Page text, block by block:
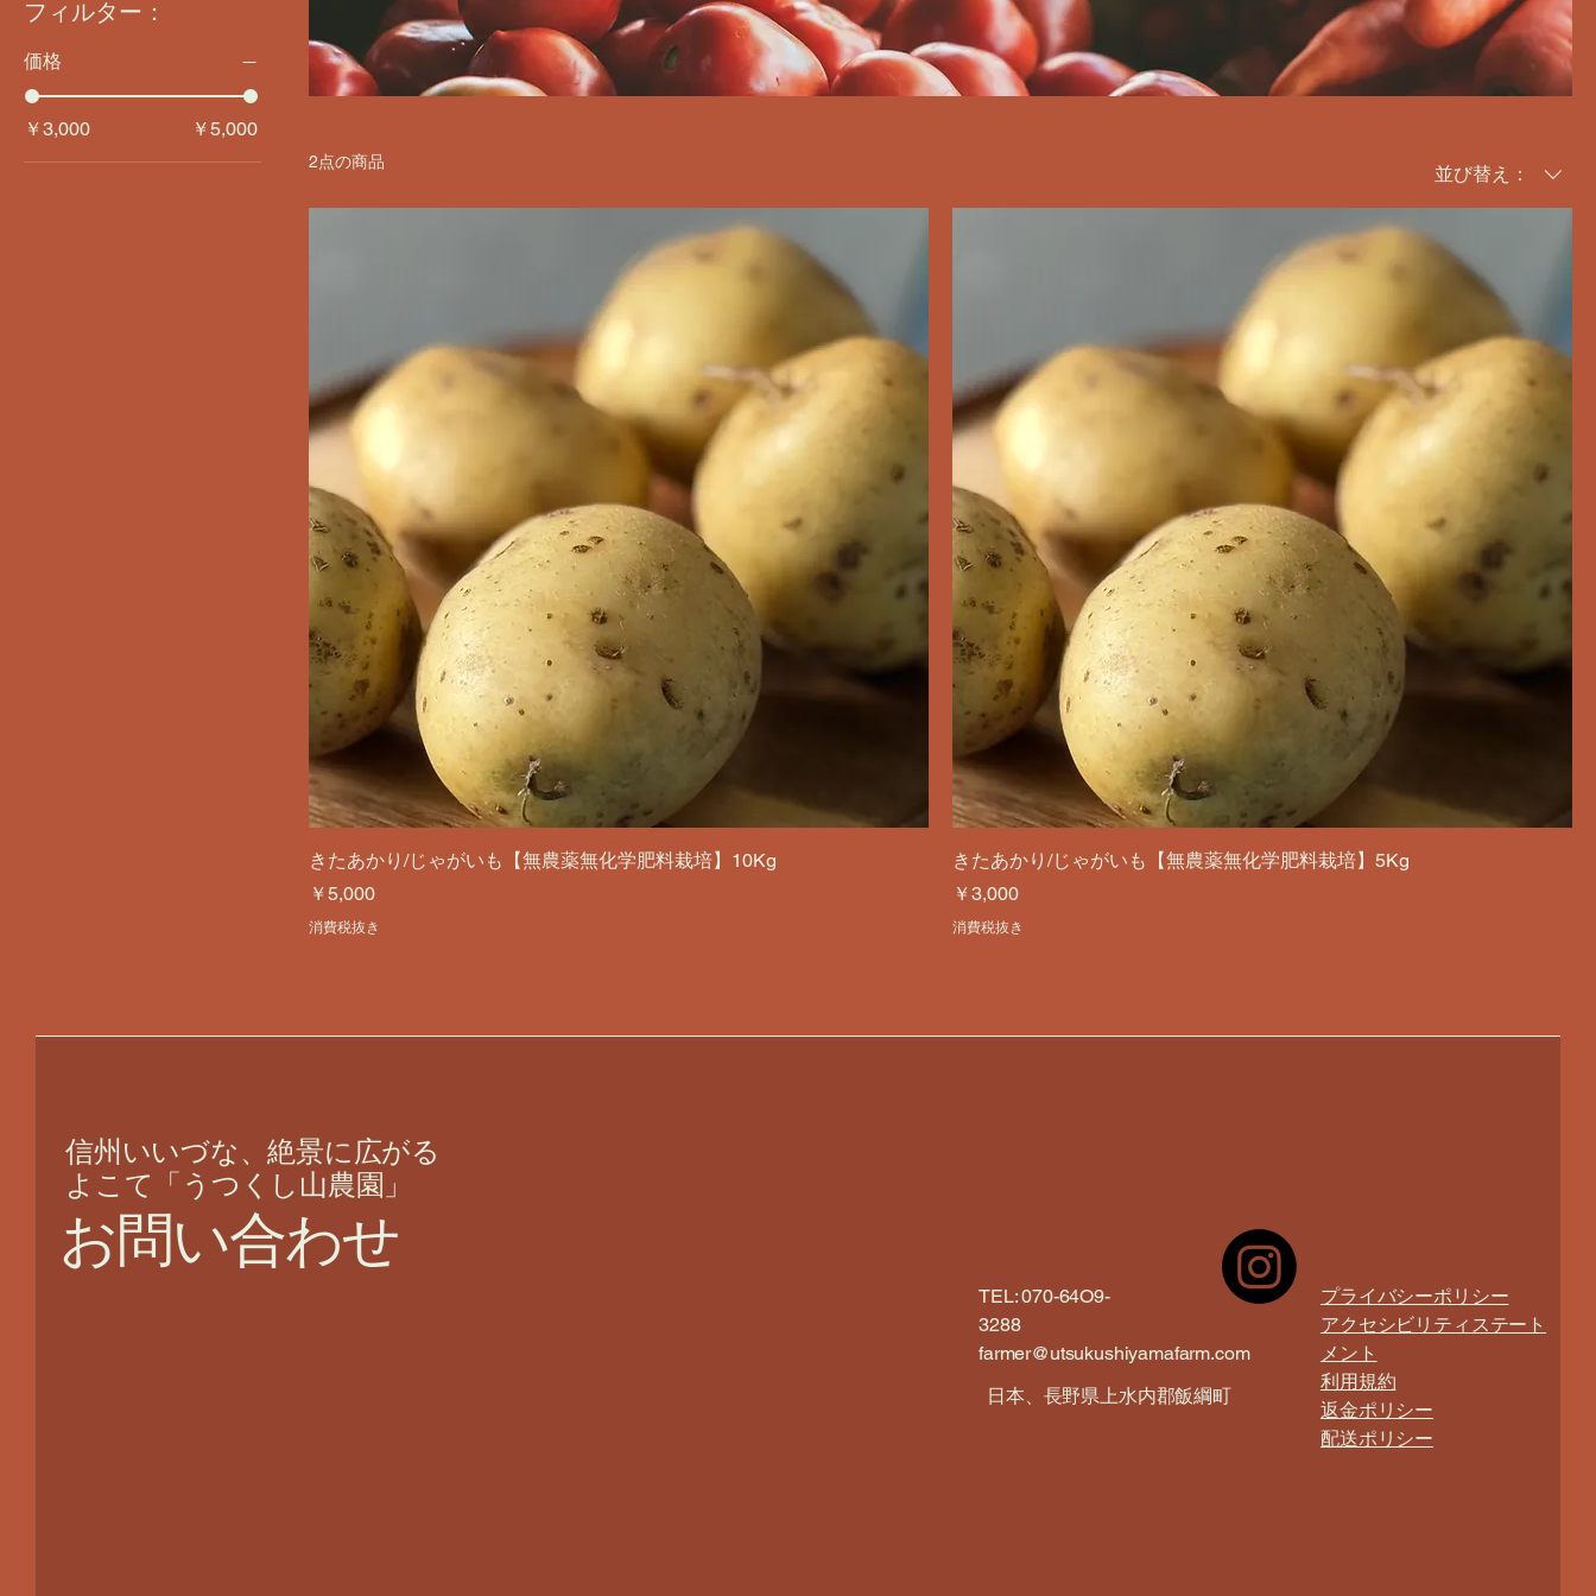
フィルター：
価格
￥3,000 ￥5,000
2点の商品
並び替え：
きたあかり/じゃがいも【無農薬無化学肥料栽培】10Kg
価格
￥5,000
消費税抜き
きたあかり/じゃがいも【無農薬無化学肥料栽培】5Kg
価格
￥3,000
消費税抜き
信州いいづな、絶景に広がる
よこて「うつくし山農園」
お問い合わせ
TEL: 070-64O9-
3288
farmer@utsukushiyamafarm.com
日本、長野県上水内郡飯綱町
プライバシーポリシー
アクセシビリティステート
メント
利用規約
返金ポリシー
配送ポリシー